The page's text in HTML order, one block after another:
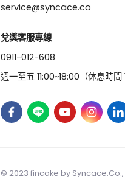
service@syncace.co
兌獎客服專線
0911-012-608
週一至五 11:00~18:00（休息時間
© 2023 fincake by Syncace.Co